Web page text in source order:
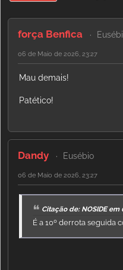
força Benfica
06 de Maio de 2026, 23:27
Mau demais!
Patético!
Dandy Eusébio
06 de Maio de 2026, 23:27
Citação de: NOSIDE
É a 10º derrota seguida